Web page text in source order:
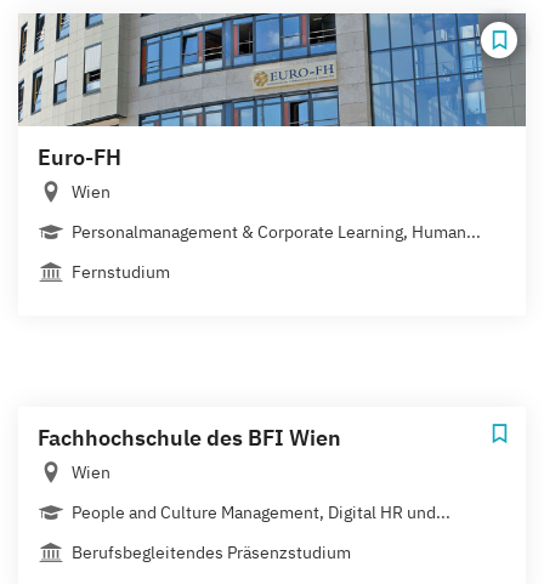
Euro-FH
Wien
Personalmanagement & Corporate Learning, Human...
Fernstudium
Fachhochschule des BFI Wien
Wien
People and Culture Management, Digital HR und...
Berufsbegleitendes Präsenzstudium